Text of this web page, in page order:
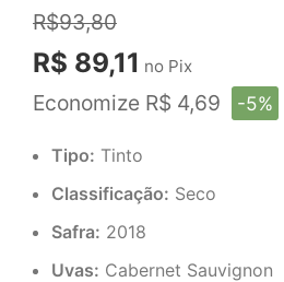
R$93,80
R$ 89,11 no Pix
Economize R$ 4,69 -5%
Tipo: Tinto
Classificação: Seco
Safra: 2018
Uvas: Cabernet Sauvignon